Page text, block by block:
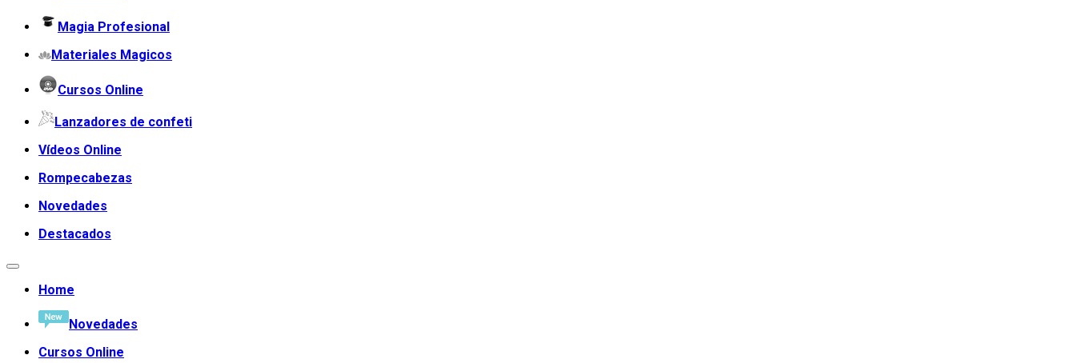
Magia Profesional
Materiales Magicos
Cursos Online
Lanzadores de confeti
Vídeos Online
Rompecabezas
Novedades
Destacados
Home
Novedades
Cursos Online